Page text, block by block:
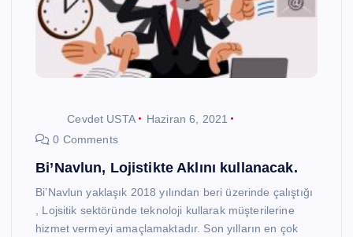
Cevdet USTA
Haziran 6, 2021
0 Comments
Bi’Navlun, Lojistikte Aklını kullanacak.
Bi’Navlun yaklaşık 2018 yılından beri üzerinde çalıştığı
, Lojsitik sektöründe teknoloji kullarak müşterilerine
hizmet vermeyi amaçlamaktadır. Son yılların en çok